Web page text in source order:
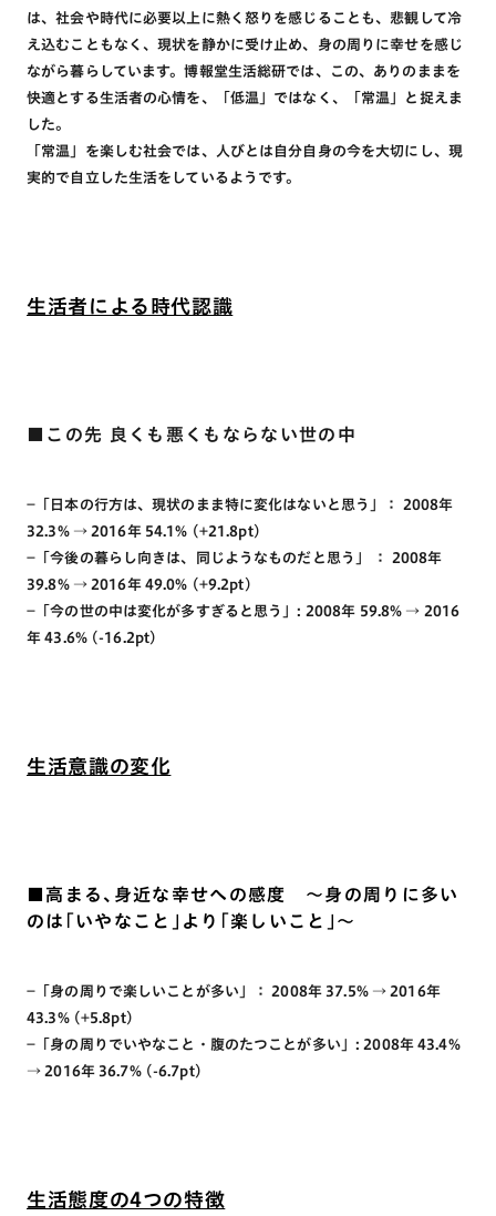
は、社会や時代に必要以上に熱く怒りを感じることも、悲観して冷
え込むこともなく、現状を静かに受け止め、身の周りに幸せを感じ
ながら暮らしています。博報堂生活総研では、この、ありのままを
快適とする生活者の心情を、「低温」ではなく、「常温」と捉えま
した。
「常温」を楽しむ社会では、人びとは自分自身の今を大切にし、現
実的で自立した生活をしているようです。
生活者による時代認識
■この先 良くも悪くもならない世の中
−「日本の行方は、現状のまま特に変化はないと思う」： 2008年
32.3% → 2016年 54.1% (+21.8pt)
−「今後の暮らし向きは、同じようなものだと思う」 ： 2008年
39.8% → 2016年 49.0% (+9.2pt)
−「今の世の中は変化が多すぎると思う」: 2008年 59.8% → 2016
年 43.6% (-16.2pt)
生活意識の変化
■高まる、身近な幸せへの感度 ～身の周りに多い
のは「いやなこと」より「楽しいこと」～
−「身の周りで楽しいことが多い」： 2008年 37.5% → 2016年
43.3% (+5.8pt)
−「身の周りでいやなこと・腹のたつことが多い」: 2008年 43.4%
→ 2016年 36.7% (-6.7pt)
生活態度の4つの特徴